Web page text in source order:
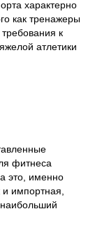
характерно
как тренажеры
к
атлетики
фитнеса
это, именно
и импортная,